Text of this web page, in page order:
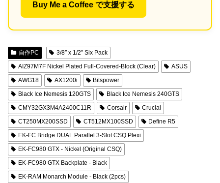
Buy Me a Coffee で支援する
自作PC
3/8″ x 1/2″ Six Pack
AIZ97M7F Nickel Plated Full-Covered-Block (Clear)
ASUS
AWG18
AX1200i
Bitspower
Black Ice Nemesis 120GTS
Black Ice Nemesis 240GTS
CMY32GX3M4A2400C11R
Corsair
Crucial
CT250MX200SSD
CT512MX100SSD
Define R5
EK-FC Bridge DUAL Parallel 3-Slot CSQ Plexi
EK-FC980 GTX - Nickel (Original CSQ)
EK-FC980 GTX Backplate - Black
EK-RAM Monarch Module - Black (2pcs)